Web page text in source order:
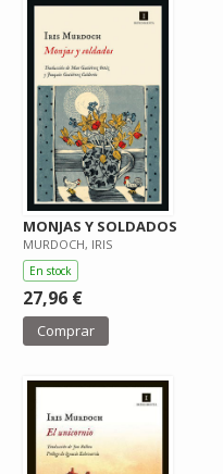
MONJAS Y SOLDADOS
MURDOCH, IRIS
En stock
27,96 €
Comprar